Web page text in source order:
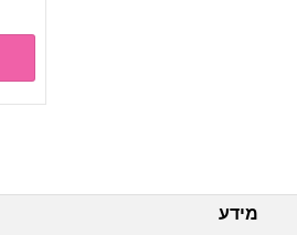
מידע